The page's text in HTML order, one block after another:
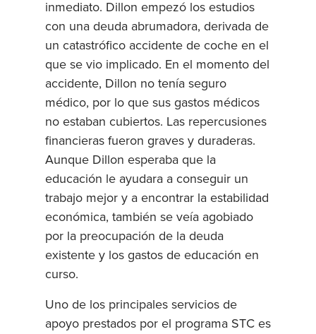
inmediato. Dillon empezó los estudios
con una deuda abrumadora, derivada de
un catastrófico accidente de coche en el
que se vio implicado. En el momento del
accidente, Dillon no tenía seguro
médico, por lo que sus gastos médicos
no estaban cubiertos. Las repercusiones
financieras fueron graves y duraderas.
Aunque Dillon esperaba que la
educación le ayudara a conseguir un
trabajo mejor y a encontrar la estabilidad
económica, también se veía agobiado
por la preocupación de la deuda
existente y los gastos de educación en
curso.
Uno de los principales servicios de
apoyo prestados por el programa STC es